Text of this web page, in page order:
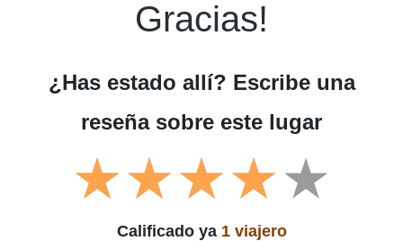
Gracias!
¿Has estado allí? Escribe una
reseña sobre este lugar
Calificado ya 1 viajero